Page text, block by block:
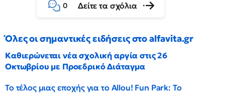
0 Δείτε τα σχόλια
Όλες οι σημαντικές ειδήσεις στο alfavita.gr
Καθιερώνεται νέα σχολική αργία στις 26
Οκτωβρίου με Προεδρικό Διάταγμα
Το τέλος μιας εποχής για το Allou! Fun Park: Το